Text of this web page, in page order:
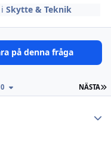
iSkytte & Teknik
på denna fråga
NÄSTA